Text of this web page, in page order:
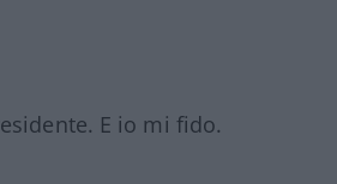
E io mi fido.